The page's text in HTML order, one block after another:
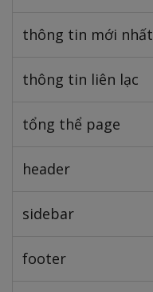
thông tin mới nhất
thông tin liên lạc
tổng thể page
header
sidebar
footer